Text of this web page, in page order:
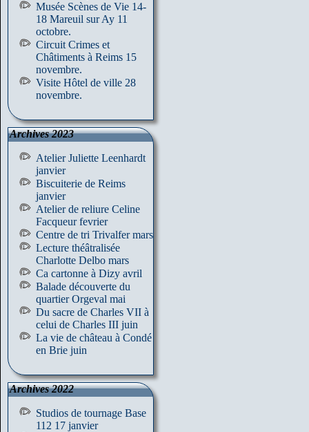
Musée Scènes de Vie 14-
18 Mareuil sur Ay 11
octobre.
Circuit Crimes et
Châtiments à Reims 15
novembre.
Visite Hôtel de ville 28
novembre.
Archives 2023
Atelier Juliette Leenhardt
janvier
Biscuiterie de Reims
janvier
Atelier de reliure Celine
Facqueur fevrier
Centre de tri Trivalfer mars
Lecture théâtralisée
Charlotte Delbo mars
Ca cartonne à Dizy avril
Balade découverte du
quartier Orgeval mai
Du sacre de Charles VII à
celui de Charles III juin
La vie de château à Condé
en Brie juin
Archives 2022
Studios de tournage Base
112 17 janvier